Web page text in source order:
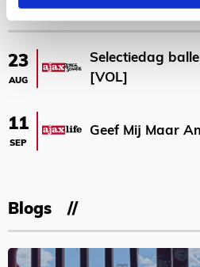
AGENDA
23
AUG
Selectiedag
[VOL]
11
SEP
Geef Mij Maar
Blogs